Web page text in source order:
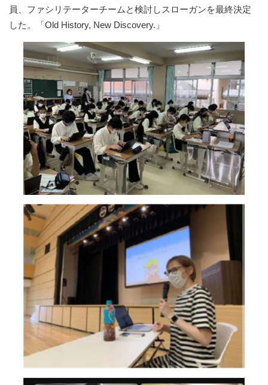
員、ファシリテーターチームと検討しスローガンを最終決定
した。「Old History, New Discovery.」